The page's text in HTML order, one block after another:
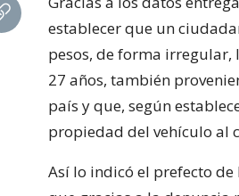
establecer que un
pesos, de forma
27 años, también
país y que, según
propiedad del vehículo al
Así lo indicó el prefecto